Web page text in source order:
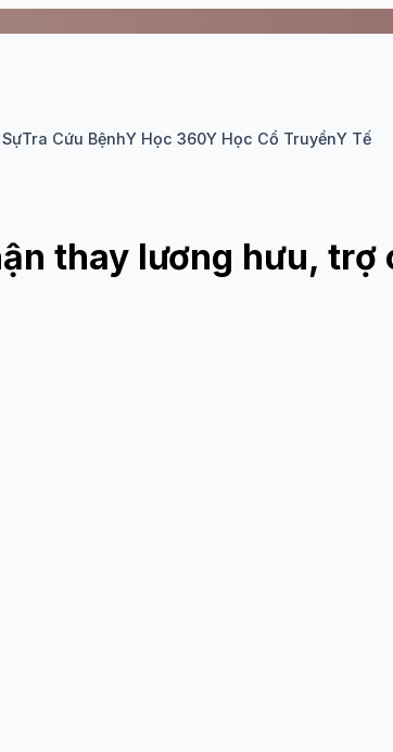
Tra Cứu BệnhY Học 360Y Học Cổ TruyềnY Tế
thay lương hưu, trợ